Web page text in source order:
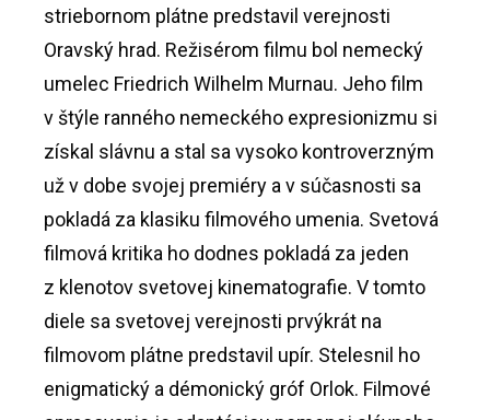
striebornom plátne predstavil verejnosti
Oravský hrad. Režisérom filmu bol nemecký
umelec Friedrich Wilhelm Murnau. Jeho film
v štýle ranného nemeckého expresionizmu si
získal slávnu a stal sa vysoko kontroverzným
už v dobe svojej premiéry a v súčasnosti sa
pokladá za klasiku filmového umenia. Svetová
filmová kritika ho dodnes pokladá za jeden
z klenotov svetovej kinematografie. V tomto
diele sa svetovej verejnosti prvýkrát na
filmovom plátne predstavil upír. Stelesnil ho
enigmatický a démonický gróf Orlok. Filmové